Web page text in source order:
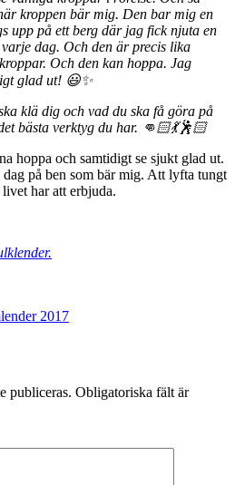
kroppen bär mig. Den bar mig en
upp på ett berg där jag fick njuta en
dag. Och den är precis lika
Och den kan hoppa. Jag
glad ut! 😃✨
klä dig och vad du ska få göra på
bästa verktyg du har. 👊🏻💃🕺🏻
hoppa och samtidigt se sjukt glad ut.
på ben som bär mig. Att lyfta tungt
har att erbjuda.
2017
publiceras. Obligatoriska fält är